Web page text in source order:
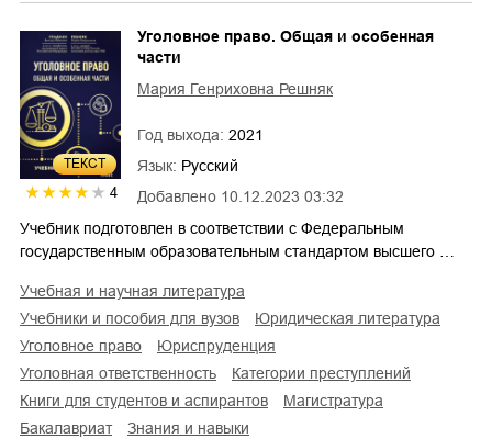
ТЕКСТ
4 Добавлено 10.12.2023 03:32
Уголовное право. Общая и особенная
части
Мария Генриховна Решняк
Год выхода: 2021
Язык: Русский
Учебник подготовлен в соответствии с Федеральным
государственным образовательным стандартом высшего …
учебная и научная литература
учебники и пособия для вузов
юридическая литература
уголовное право
юриспруденция
уголовная ответственность
категории преступлений
книги для студентов и аспирантов
магистратура
бакалавриат
знания и навыки